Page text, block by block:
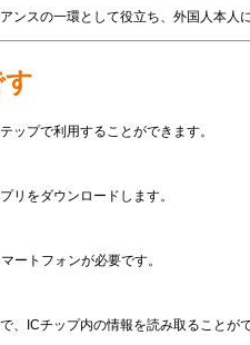
ンスの一環として役立ち、外国人本人
ップで利用することができます。
リをダウンロードします。
ートフォンが必要です。
、ICチップ内の情報を読み取ることが